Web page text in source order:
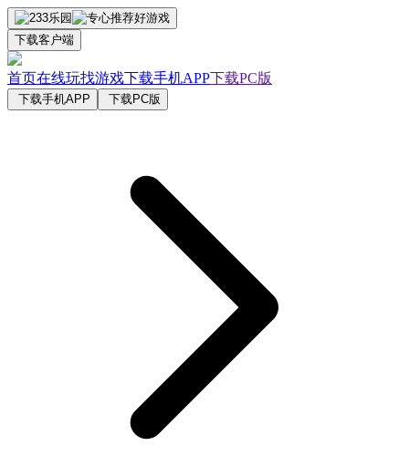
下载客户端
首页在线玩找游戏下载手机APP下载PC版
下载手机APP 下载PC版